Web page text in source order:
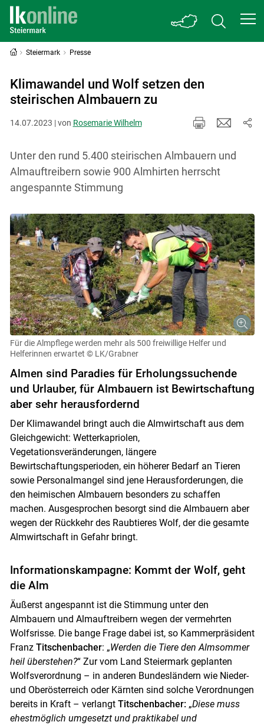
Steiermark Presse
Klimawandel und Wolf setzen den
steirischen Almbauern zu
14.07.2023 | von Rosemarie Wilhelm
Unter den rund 5.400 steirischen Almbauern und
Almauftreibern sowie 900 Almhirten herrscht
angespannte Stimmung
Für die Almpflege werden mehr als 500 freiwillige Helfer und
Helferinnen erwartet © LK/Grabner
Almen sind Paradies für Erholungssuchende
und Urlauber, für Almbauern ist Bewirtschaftung
aber sehr herausfordernd
Der Klimawandel bringt auch die Almwirtschaft aus dem
Gleichgewicht: Wetterkapriolen,
Vegetationsveränderungen, längere
Bewirtschaftungsperioden, ein höherer Bedarf an Tieren
sowie Personalmangel sind jene Herausforderungen, die
den heimischen Almbauern besonders zu schaffen
machen. Ausgesprochen besorgt sind die Almbauern aber
wegen der Rückkehr des Raubtieres Wolf, der die gesamte
Almwirtschaft in Gefahr bringt.
Informationskampagne: Kommt der Wolf, geht
die Alm
Äußerst angespannt ist die Stimmung unter den
Almbauern und Almauftreibern wegen der vermehrten
Wolfsrisse. Die bange Frage dabei ist, so Kammerpräsident
FranzTitschenbacher: „Werden die Tiere den Almsommer
heil überstehen?“ Zur vom Land Steiermark geplanten
Wolfsverordnung – in anderen Bundesländern wie Nieder-
und Oberösterreich oder Kärnten sind solche Verordnungen
bereits in Kraft – verlangt Titschenbacher:„Diese muss
ehestmöglich umgesetzt und praktikabel und